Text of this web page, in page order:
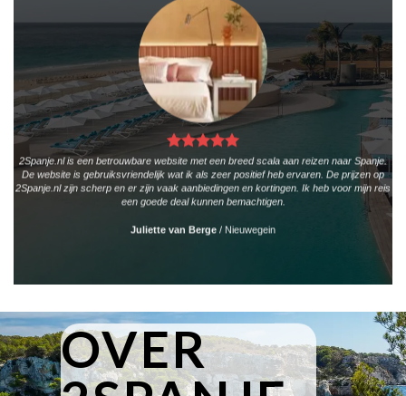
2Spanje.nl is een betrouwbare website met een breed scala aan reizen naar Spanje.
De website is gebruiksvriendelijk wat ik als zeer positief heb ervaren. De prijzen op
2Spanje.nl zijn scherp en er zijn vaak aanbiedingen en kortingen. Ik heb voor mijn reis
een goede deal kunnen bemachtigen.
Juliette van Berge / Nieuwegein
OVER